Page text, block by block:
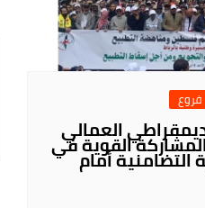
فروع
العمالي
القوية في
التضامنية أمام